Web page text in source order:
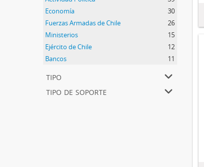
Economía
30
Fuerzas Armadas de Chile
26
Ministerios
15
Ejército de Chile
12
Bancos
11
tipo
tipo de soporte